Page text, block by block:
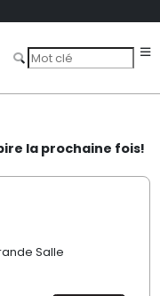
la prochaine fois!
Salle